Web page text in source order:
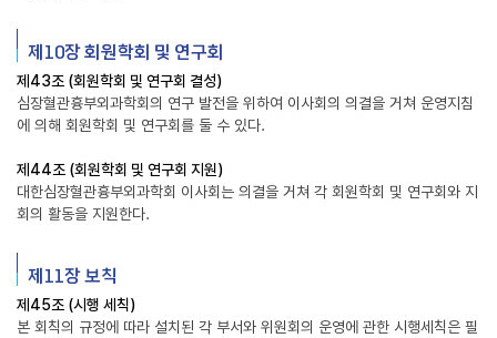
제10장 회원학회 및 연구회
제43조 (회원학회 및 연구회 결성)
심장혈관흉부외과학회의 연구 발전을 위하여 이사회의 의결을 거쳐 운영지침
에 의해 회원학회 및 연구회를 둘 수 있다.
제44조 (회원학회 및 연구회 지원)
대한심장혈관흉부외과학회 이사회는 의결을 거쳐 각 회원학회 및 연구회와 지
회의 활동을 지원한다.
제11장 보칙
제45조 (시행 세칙)
본 회칙의 규정에 따라 설치된 각 부서와 위원회의 운영에 관한 시행세칙은 필